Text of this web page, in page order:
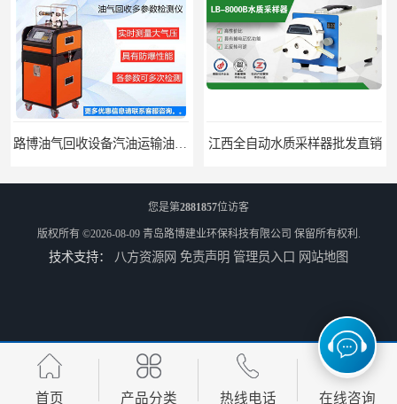
江西全自动水质采样器批发直销
河南水质采样仪器设备 河南污水水质采样仪器设备厂家
您是第2881857位访客
版权所有 ©2026-08-09 青岛路博建业环保科技有限公司 保留所有权利.
技术支持： 八方资源网 免责声明 管理员入口 网站地图
首页 产品分类 热线电话 在线咨询